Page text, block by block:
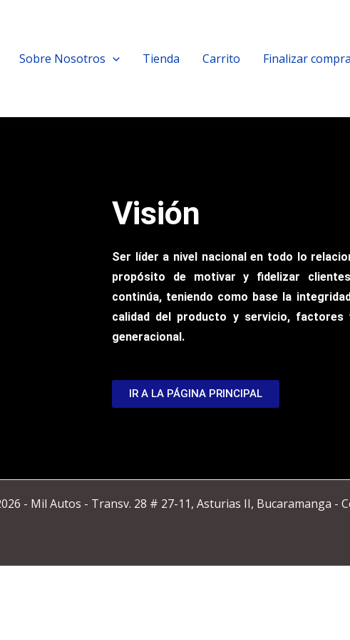
Sobre Nosotros Tienda Carrito Finalizar compra
Visión
Ser líder a nivel nacional en todo lo
propósito de motivar y fidelizar
continúa, teniendo como base la
calidad del producto y servicio, factores
generacional.
IR A LA PÁGINA PRINCIPAL
- Mil Autos - Transv. 28 # 27-11, Asturias II, Bucaramanga -